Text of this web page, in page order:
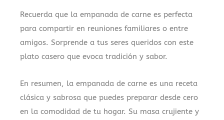
Recuerda que la empanada de carne es perfecta
para compartir en reuniones familiares o entre
amigos. Sorprende a tus seres queridos con este
plato casero que evoca tradición y sabor.
En resumen, la empanada de carne es una receta
clásica y sabrosa que puedes preparar desde cero
en la comodidad de tu hogar. Su masa crujiente y